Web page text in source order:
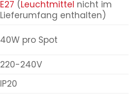
E27 (Leuchtmittel nicht im
Lieferumfang enthalten)
40W pro Spot
220-240V
IP20